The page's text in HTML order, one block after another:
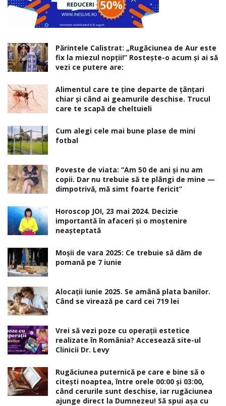
Părintele Calistrat: „Rugăciunea de Aur este
fix la miezul nopţii!” Rosteşte-o acum şi ai să
vezi ce putere are:
Alimentul care te ține departe de țânțari
chiar și când ai geamurile deschise. Trucul
care te scapă de cheltuieli
Cum alegi cele mai bune plase de mini
fotbal
Poveste de viata: “Am 50 de ani și nu am
copii. Dar nu trebuie să te plângi de mine —
dimpotrivă, mă simt foarte fericit”
Horoscop JOI, 23 mai 2024. Decizie
importantă în afaceri şi o moştenire
neaşteptată
Moșii de vara 2025: Ce trebuie să dăm de
pomană pe 7 iunie
Alocaţii iunie 2025. Se amână plata banilor.
Când se virează pe card cei 719 lei
Vrei să vezi poze cu operații estetice
realizate în România? Accesează site-ul
Clinicii Dr. Levy
Rugăciunea puternică pe care e bine să o
citești noaptea, între orele 00:00 și 03:00,
când cerurile sunt deschise, iar rugăciunea
ajunge direct la Dumnezeu! Să spui așa cu